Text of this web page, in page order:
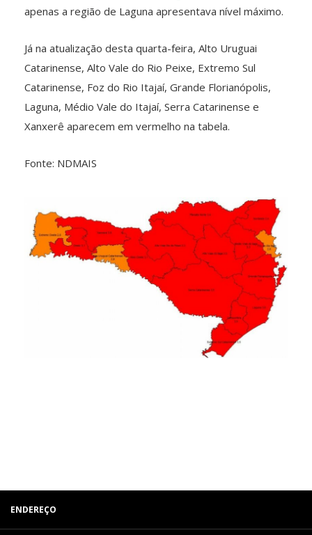
apenas a região de Laguna apresentava nível máximo.
Já na atualização desta quarta-feira, Alto Uruguai
Catarinense, Alto Vale do Rio Peixe, Extremo Sul
Catarinense, Foz do Rio Itajaí, Grande Florianópolis,
Laguna, Médio Vale do Itajaí, Serra Catarinense e
Xanxerê aparecem em vermelho na tabela.
Fonte: NDMAIS
ENDEREÇO